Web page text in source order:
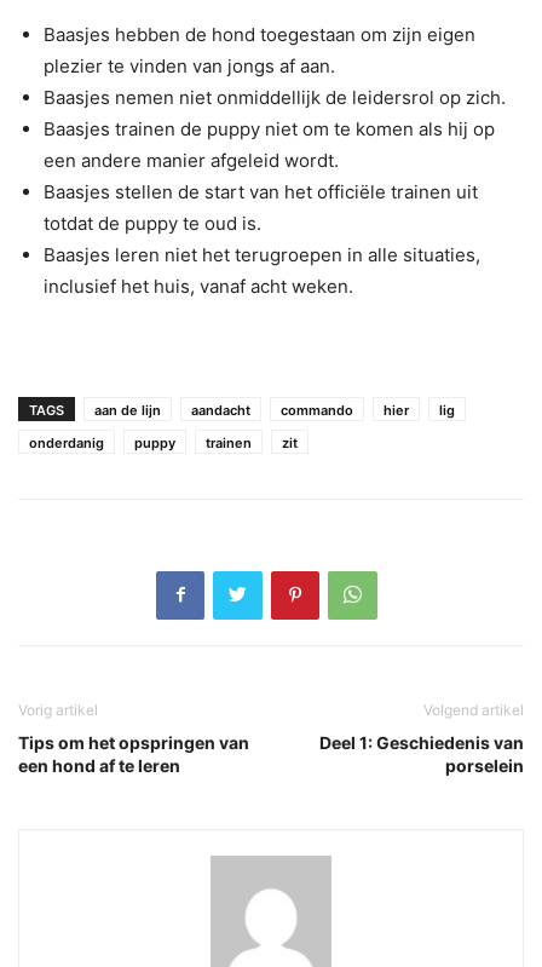
Baasjes hebben de hond toegestaan om zijn eigen
plezier te vinden van jongs af aan.
Baasjes nemen niet onmiddellijk de leidersrol op zich.
Baasjes trainen de puppy niet om te komen als hij op
een andere manier afgeleid wordt.
Baasjes stellen de start van het officiële trainen uit
totdat de puppy te oud is.
Baasjes leren niet het terugroepen in alle situaties,
inclusief het huis, vanaf acht weken.
TAGS aan de lijn aandacht commando hier
lig
onderdanig
puppy trainen zit
Vorig artikel
Tips om het opspringen van
een hond af te leren
Volgend artikel
Deel 1: Geschiedenis van
porselein